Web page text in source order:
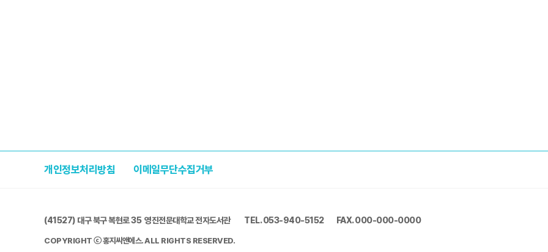
개인정보처리방침 이메일무단수집거부
(41527) 대구 북구 복현로 35 영진전문대학교 전자도서관 TEL. 053-940-5152 FAX. 000-000-0000
COPYRIGHT ⓒ 홍지씨앤에스. ALL RIGHTS RESERVED.